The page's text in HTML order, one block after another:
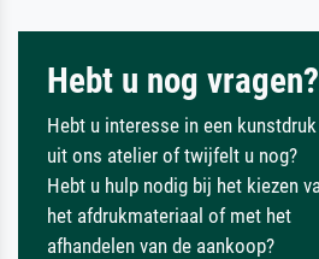
Hebt u nog vragen?
Hebt u interesse in een kunstdruk
uit ons atelier of twijfelt u nog?
Hebt u hulp nodig bij het kiezen
het afdrukmateriaal of met het
afhandelen van de aankoop?